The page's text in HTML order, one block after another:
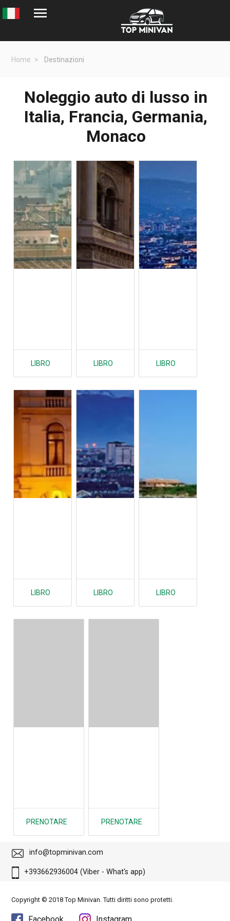
Home Destinazioni
Noleggio auto di lusso in
Italia, Francia, Germania,
Monaco
LIBRO LIBRO LIBRO
LIBRO LIBRO LIBRO
PRENOTARE PRENOTARE
info@topminivan.com
+393662936004 (Viber - What's app)
Copyright © 2018 Top Minivan. Tutti diritti sono protetti.